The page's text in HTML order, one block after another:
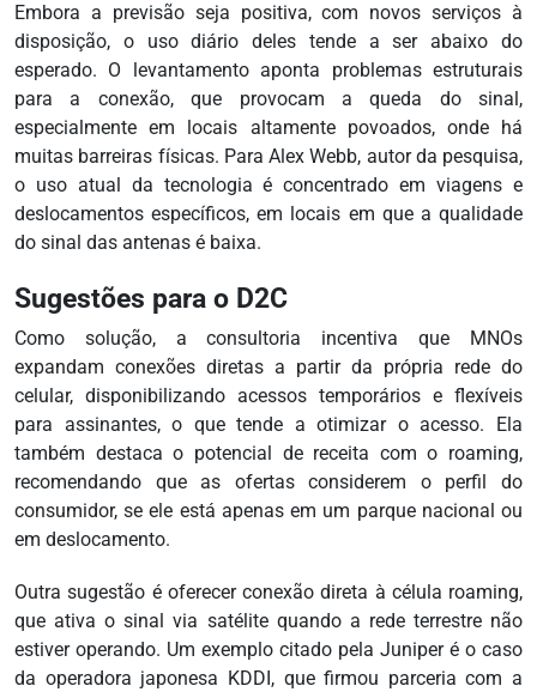
Embora a previsão seja positiva, com novos serviços à
disposição, o uso diário deles tende a ser abaixo do
esperado. O levantamento aponta problemas estruturais
para a conexão, que provocam a queda do sinal,
especialmente em locais altamente povoados, onde há
muitas barreiras físicas. Para Alex Webb, autor da pesquisa,
o uso atual da tecnologia é concentrado em viagens e
deslocamentos específicos, em locais em que a qualidade
do sinal das antenas é baixa.
Sugestões para o D2C
Como solução, a consultoria incentiva que MNOs
expandam conexões diretas a partir da própria rede do
celular, disponibilizando acessos temporários e flexíveis
para assinantes, o que tende a otimizar o acesso. Ela
também destaca o potencial de receita com o roaming,
recomendando que as ofertas considerem o perfil do
consumidor, se ele está apenas em um parque nacional ou
em deslocamento.
Outra sugestão é oferecer conexão direta à célula roaming,
que ativa o sinal via satélite quando a rede terrestre não
estiver operando. Um exemplo citado pela Juniper é o caso
da operadora japonesa KDDI, que firmou parceria com a